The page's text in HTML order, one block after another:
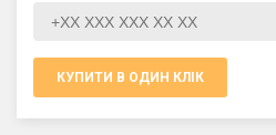
КУПИТИ В ОДИН КЛІК